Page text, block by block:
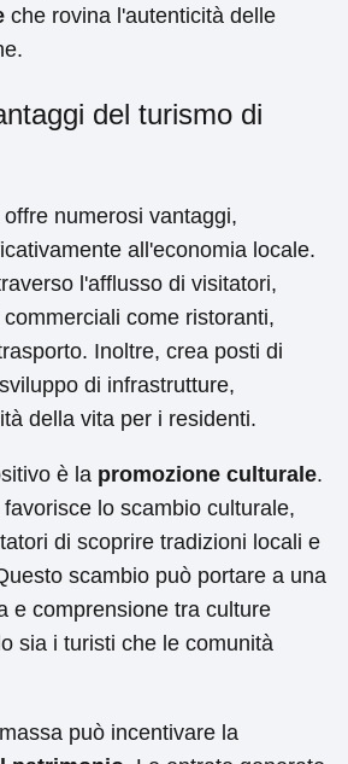
che rovina l'autenticità delle
del turismo di
numerosi vantaggi,
all'economia locale.
l'afflusso di visitatori,
come ristoranti,
Inoltre, crea posti di
di infrastrutture,
della vita per i residenti.
è la promozione culturale.
lo scambio culturale,
di scoprire tradizioni locali e
scambio può portare a una
e comprensione tra culture
sia i turisti che le comunità
può incentivare la